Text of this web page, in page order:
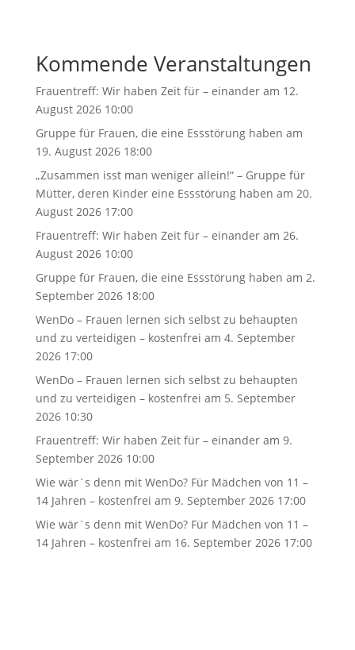
Kommende Veranstaltungen
Frauentreff: Wir haben Zeit für – einanderam 12.
August 2026 10:00
Gruppe für Frauen, die eine Essstörung haben am
19. August 2026 18:00
„Zusammen isst man weniger allein!“ – Gruppe für
Mütter, deren Kinder eine Essstörung haben am 20.
August 2026 17:00
Frauentreff: Wir haben Zeit für – einanderam 26.
August 2026 10:00
Gruppe für Frauen, die eine Essstörung haben am 2.
September 2026 18:00
WenDo – Frauen lernen sich selbst zu behaupten
und zu verteidigen – kostenfrei am 4. September
2026 17:00
WenDo – Frauen lernen sich selbst zu behaupten
und zu verteidigen – kostenfrei am 5. September
2026 10:30
Frauentreff: Wir haben Zeit für – einanderam 9.
September 2026 10:00
Wie wär`s denn mit WenDo? Für Mädchen von 11 –
14 Jahren – kostenfrei am 9. September 2026 17:00
Wie wär`s denn mit WenDo? Für Mädchen von 11 –
14 Jahren – kostenfrei am 16. September 2026 17:00